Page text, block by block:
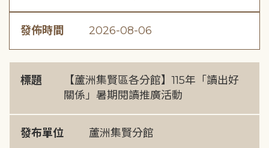
發佈時間 2026-08-06
標題
【蘆洲集賢區各分館】115年「讀出好
關係」暑期閱讀推廣活動
發布單位 蘆洲集賢分館